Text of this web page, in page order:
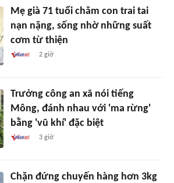
Mẹ già 71 tuổi chăm con trai tai
nạn nặng, sống nhờ những suất
cơm từ thiện
2 giờ
Trưởng công an xã nói tiếng
Mông, đánh nhau với 'ma rừng'
bằng 'vũ khí' đặc biệt
3 giờ
Chặn đứng chuyến hàng hơn 3kg